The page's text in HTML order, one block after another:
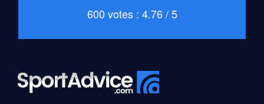
600 votes : 4.76 / 5